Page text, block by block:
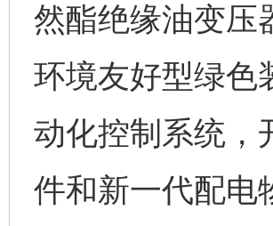
然酯绝缘油变压
环境友好型绿色
动化控制系统，
件和新一代配电